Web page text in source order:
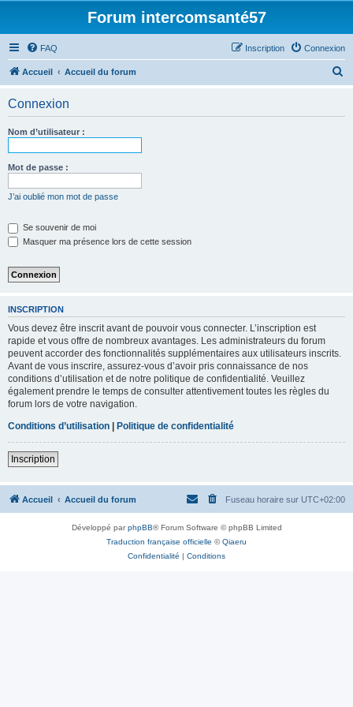
Forum intercomsanté57
FAQ Connexion
Inscription
Accueil Accueil du forum
Connexion
Nom d’utilisateur :
Mot de passe :
J’ai oublié mon mot de passe
Se souvenir de moi
Masquer ma présence lors de cette session
INSCRIPTION
Vous devez être inscrit avant de pouvoir vous connecter. L’inscription est
rapide et vous offre de nombreux avantages. Les administrateurs du forum
peuvent accorder des fonctionnalités supplémentaires aux utilisateurs inscrits.
Avant de vous inscrire, assurez-vous d’avoir pris connaissance de nos
conditions d’utilisation et de notre politique de confidentialité. Veuillez
également prendre le temps de consulter attentivement toutes les règles du
forum lors de votre navigation.
Conditions d’utilisation | Politique de confidentialité
Inscription
Accueil Accueil du forum Fuseau horaire sur UTC+02:00
Développé parphpBB® Forum Software © phpBB Limited
Traduction française officielle ©Qiaeru
Confidentialité | Conditions